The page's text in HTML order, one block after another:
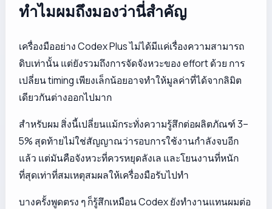
ทำไมผมถึงมองว่านี่สำคัญ
เครื่องมืออย่าง Codex Plus ไม่ได้มีแค่เรื่องความสามารถ
ดิบเท่านั้น แต่ยังรวมถึงการจัดจังหวะของ effort ด้วย การ
เปลี่ยน timing เพียงเล็กน้อยอาจทำให้มูลค่าที่ได้จากลิมิต
เดียวกันต่างออกไปมาก
สำหรับผม สิ่งนี้เปลี่ยนแม้กระทั่งความรู้สึกต่อผลิตภัณฑ์ 3–
5% สุดท้ายไม่ใช่สัญญาณว่ารอบการใช้งานกำลังจบอีก
แล้ว แต่มันคือจังหวะที่ควรหยุดลังเล และโยนงานที่หนัก
ที่สุดเท่าที่สมเหตุสมผลให้เครื่องมือรับไปทำ
บางครั้งพูดตรง ๆ ก็รู้สึกเหมือน Codex ยังทำงานแทนผมต่อ